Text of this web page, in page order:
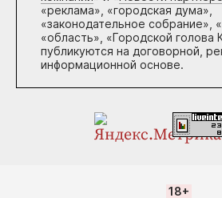
«реклама», «городская дума»,
«законодательное собрание»,
«область», «Городской голова
публикуются на договорной,
информационной основе.
18+